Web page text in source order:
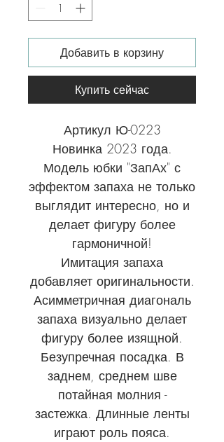
Добавить в корзину
Купить сейчас
Артикул Ю-0223
Новинка 2023 года.
Модель юбки "ЗапАх" с
эффектом запаха не только
выглядит интересно, но и
делает фигуру более
гармоничной!
Имитация запаха
добавляет оригинальности.
Асимметричная диагональ
запаха визуально делает
фигуру более изящной.
Безупречная посадка. В
заднем, среднем шве
потайная молния -
застежка. Длинные ленты
играют роль пояса.